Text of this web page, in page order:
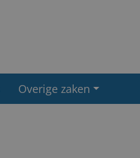
Overige zaken